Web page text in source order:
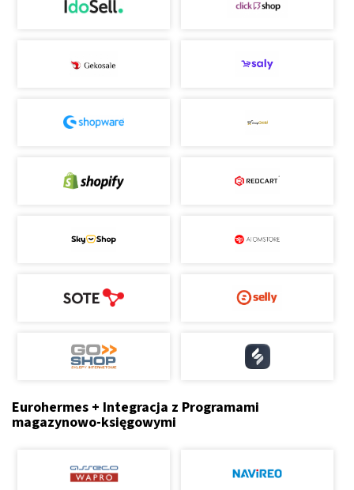
Eurohermes + Integracja z Programami
magazynowo-księgowymi